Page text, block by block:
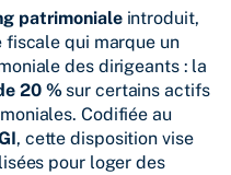
patrimonialeintroduit,
fiscale qui marque un
des dirigeants : la
20 %sur certains actifs
Codifiée au
, cette disposition vise
pour loger des